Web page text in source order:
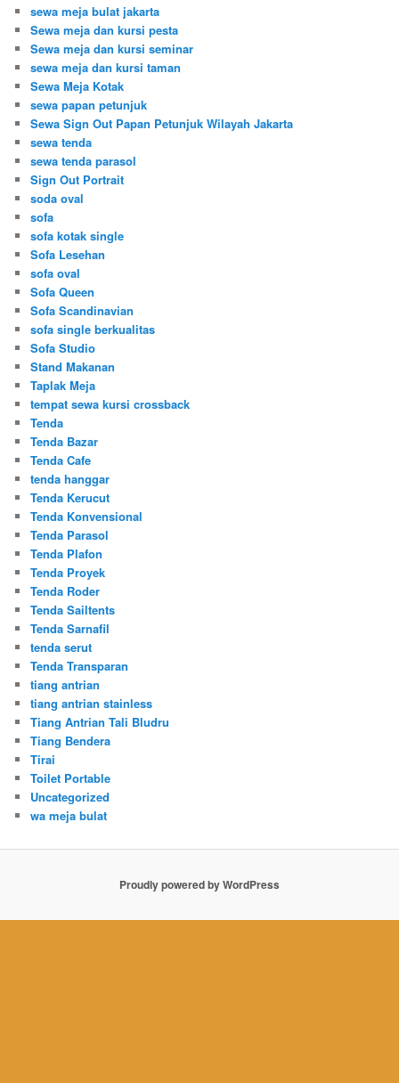
sewa meja bulat jakarta
Sewa meja dan kursi pesta
Sewa meja dan kursi seminar
sewa meja dan kursi taman
Sewa Meja Kotak
sewa papan petunjuk
Sewa Sign Out Papan Petunjuk Wilayah Jakarta
sewa tenda
sewa tenda parasol
Sign Out Portrait
soda oval
sofa
sofa kotak single
Sofa Lesehan
sofa oval
Sofa Queen
Sofa Scandinavian
sofa single berkualitas
Sofa Studio
Stand Makanan
Taplak Meja
tempat sewa kursi crossback
Tenda
Tenda Bazar
Tenda Cafe
tenda hanggar
Tenda Kerucut
Tenda Konvensional
Tenda Parasol
Tenda Plafon
Tenda Proyek
Tenda Roder
Tenda Sailtents
Tenda Sarnafil
tenda serut
Tenda Transparan
tiang antrian
tiang antrian stainless
Tiang Antrian Tali Bludru
Tiang Bendera
Tirai
Toilet Portable
Uncategorized
wa meja bulat
Proudly powered by WordPress